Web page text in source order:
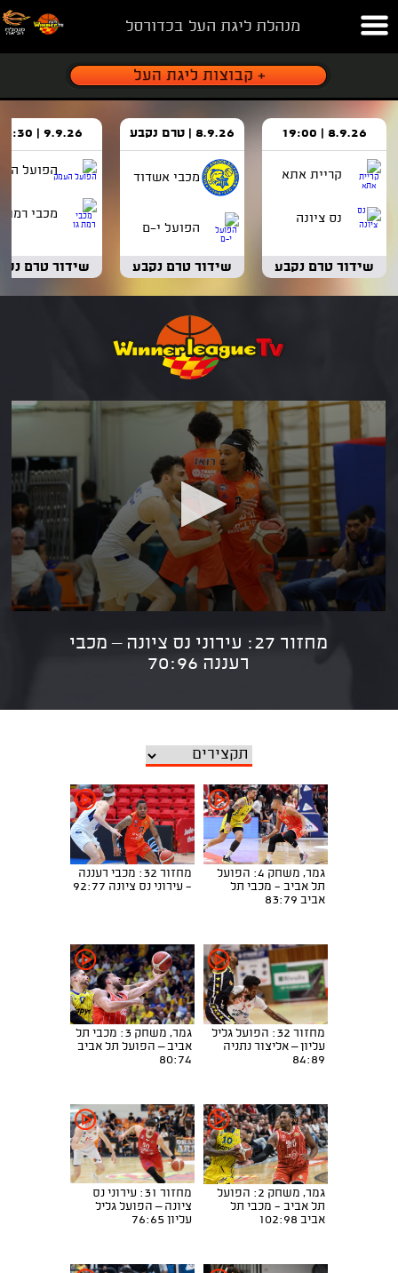
מנהלת ליגת העל בכדורסל
8.9.26 | 19:00
קריית אתא
נס ציונה
שידור טרם נקבע
8.9.26 | טרם נקבע
מכבי אשדוד
הפועל י-ם
שידור טרם נקבע
9.9.26 | 18:30
הפועל
מכבי רמת
שידור טרם
מחזור 27: עירוני נס ציונה – מכבי
רעננה 70:96
גמר, משחק 4: הפועל
תל אביב - מכבי תל
אביב 83:79
מחזור 32: מכבי רעננה
- עירוני נס ציונה 92:77
מחזור 32: הפועל גליל
עליון – אליצור נתניה
84:89
גמר, משחק 3: מכבי תל
אביב – הפועל תל אביב
80:74
גמר, משחק 2: הפועל
תל אביב - מכבי תל
אביב 102:98
מחזור 31: עירוני נס
ציונה – הפועל גליל
עליון 76:65